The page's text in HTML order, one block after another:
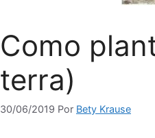
Como
terra)
30/06/2019 Por Bety Krause